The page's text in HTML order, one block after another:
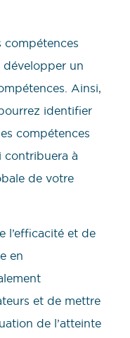
compétences
un
Ainsi,
identifier
compétences
contribuera à
de votre
l’efficacité et de
en
et de mettre
de l’atteinte